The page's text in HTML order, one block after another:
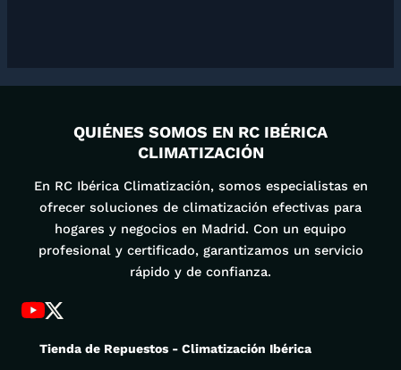
QUIÉNES SOMOS EN RC IBÉRICA
CLIMATIZACIÓN
En RC Ibérica Climatización, somos especialistas en
ofrecer soluciones de climatización efectivas para
hogares y negocios en Madrid. Con un equipo
profesional y certificado, garantizamos un servicio
rápido y de confianza.
Tienda de Repuestos - Climatización Ibérica